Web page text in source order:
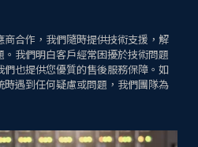
合作，我們隨時提供技術支援，解
我們明白客戶經常困擾於技術問題
也提供您優質的售後服務保障。如
遇到任何疑慮或問題，我們團隊為